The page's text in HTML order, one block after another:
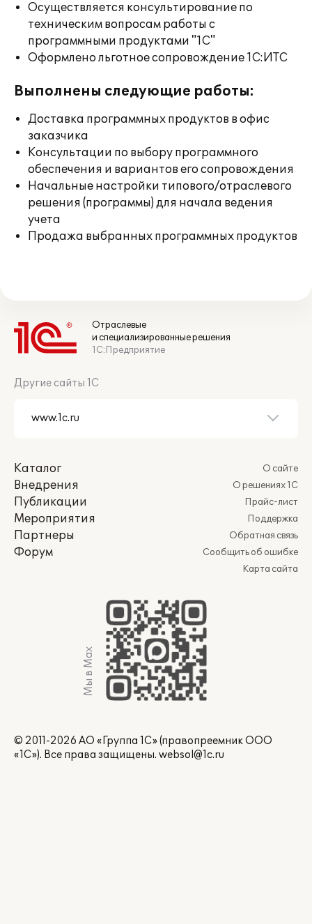
Осуществляется консультирование по
техническим вопросам работы с
программными продуктами "1С"
Оформлено льготное сопровождение 1С:ИТС
Выполнены следующие работы:
Доставка программных продуктов в офис
заказчика
Консультации по выбору программного
обеспечения и вариантов его сопровождения
Начальные настройки типового/отраслевого
решения (программы) для начала ведения
учета
Продажа выбранных программных продуктов
Отраслевые
и специализированные решения
1С:Предприятие
Другие сайты 1С
Каталог
Внедрения
Публикации
Мероприятия
Партнеры
Форум
О сайте
О решениях 1С
Прайс-лист
Поддержка
Обратная связь
Сообщить об ошибке
Карта сайта
Мы в Max
© 2011-2026 АО «Группа 1С» (правопреемник ООО
«1С»). Все права защищены. websol@1c.ru